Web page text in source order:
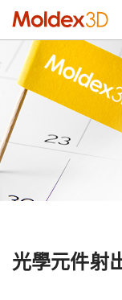
光學元件射